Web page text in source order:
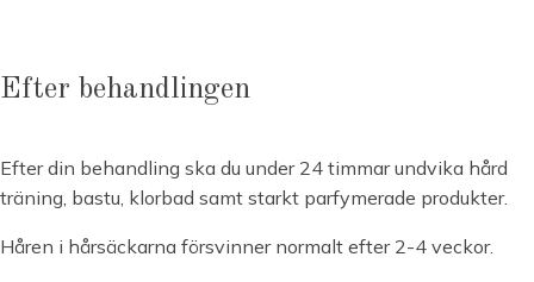
Efter behandlingen
Efter din behandling ska du under 24 timmar undvika hård
träning, bastu, klorbad samt starkt parfymerade produkter.
Håren i hårsäckarna försvinner normalt efter 2-4 veckor.